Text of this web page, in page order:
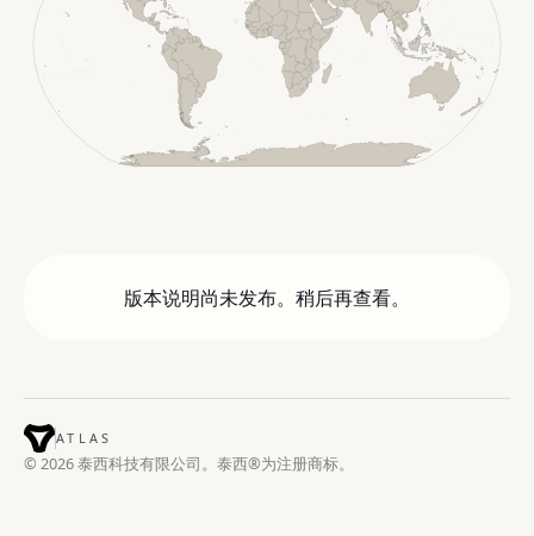
版本说明尚未发布。稍后再查看。
ATLAS
© 2026 泰西科技有限公司。泰西®为注册商标。